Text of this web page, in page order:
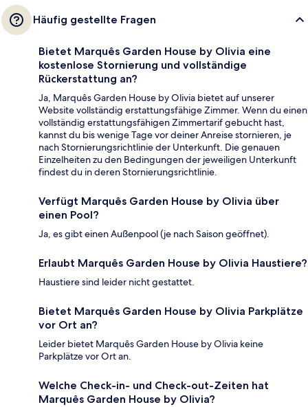
Häufig gestellte Fragen
Bietet Marquês Garden House by Olivia eine
kostenlose Stornierung und vollständige
Rückerstattung an?
Ja, Marquês Garden House by Olivia bietet auf unserer
Website vollständig erstattungsfähige Zimmer. Wenn du einen
vollständig erstattungsfähigen Zimmertarif gebucht hast,
kannst du bis wenige Tage vor deiner Anreise stornieren, je
nach Stornierungsrichtlinie der Unterkunft. Die genauen
Einzelheiten zu den Bedingungen der jeweiligen Unterkunft
findest du in deren Stornierungsrichtlinie.
Verfügt Marquês Garden House by Olivia über
einen Pool?
Ja, es gibt einen Außenpool (je nach Saison geöffnet).
Erlaubt Marquês Garden House by Olivia Haustiere?
Haustiere sind leider nicht gestattet.
Bietet Marquês Garden House by Olivia Parkplätze
vor Ort an?
Leider bietet Marquês Garden House by Olivia keine
Parkplätze vor Ort an.
Welche Check-in- und Check-out-Zeiten hat
Marquês Garden House by Olivia?